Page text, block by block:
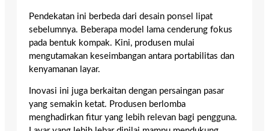
Pendekatan ini berbeda dari desain ponsel lipat
sebelumnya. Beberapa model lama cenderung fokus
pada bentuk kompak. Kini, produsen mulai
mengutamakan keseimbangan antara portabilitas dan
kenyamanan layar.
Inovasi ini juga berkaitan dengan persaingan pasar
yang semakin ketat. Produsen berlomba
menghadirkan fitur yang lebih relevan bagi pengguna.